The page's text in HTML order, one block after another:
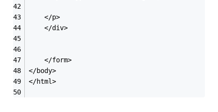
    </p>
    </div>
    </form>
</body>
</html>